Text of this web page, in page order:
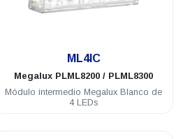
ML4IC
Megalux PLML8200 / PLML8300
Módulo intermedio Megalux Blanco de
4 LEDs